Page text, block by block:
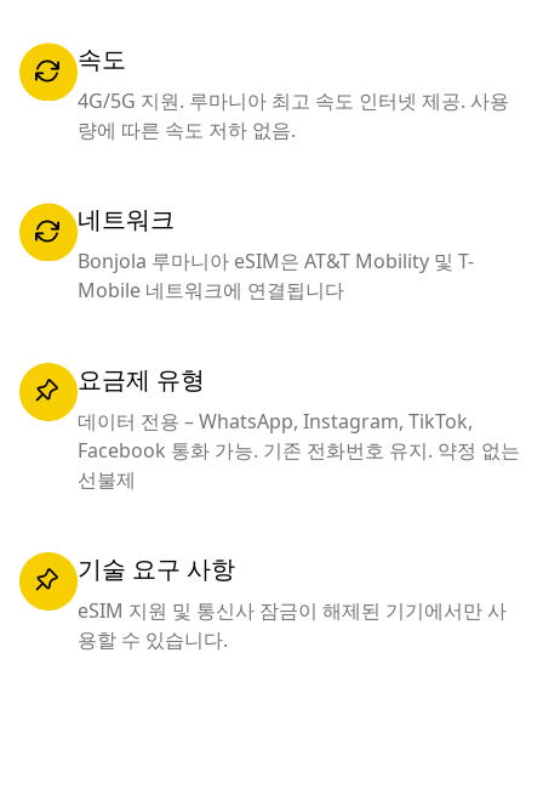
속도
4G/5G 지원. 루마니아 최고 속도 인터넷 제공. 사용
량에 따른 속도 저하 없음.
네트워크
Bonjola 루마니아 eSIM은 AT&T Mobility 및 T-
Mobile 네트워크에 연결됩니다
요금제 유형
데이터 전용 – WhatsApp, Instagram, TikTok,
Facebook 통화 가능. 기존 전화번호 유지. 약정 없는
선불제
기술 요구 사항
eSIM 지원 및 통신사 잠금이 해제된 기기에서만 사
용할 수 있습니다.